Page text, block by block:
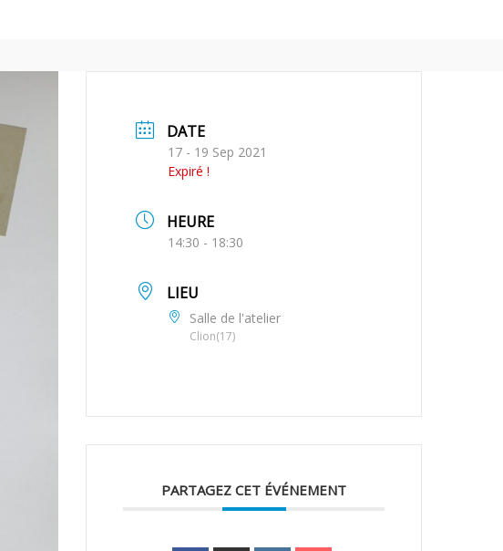
DATE
17 - 19 Sep 2021
Expiré !
HEURE
14:30 - 18:30
LIEU
Salle de l'atelier
Clion(17)
PARTAGEZ CET ÉVÉNEMENT